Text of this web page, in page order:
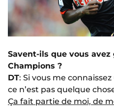
Savent-ils que vous avez
Champions ?
DT: Si vous me
ce n’est pas quelque
Ça fait partie de moi, de